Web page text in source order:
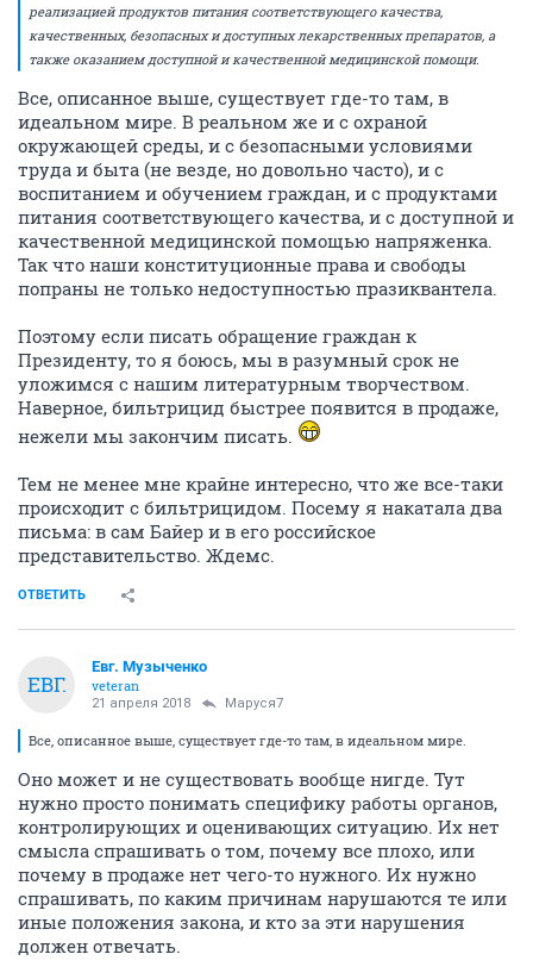
реализацией продуктов питания соответствующего качества,
качественных, безопасных и доступных лекарственных препаратов, а
также оказанием доступной и качественной медицинской помощи.
Все, описанное выше, существует где-то там, в
идеальном мире. В реальном же и с охраной
окружающей среды, и с безопасными условиями
труда и быта (не везде, но довольно часто), и с
воспитанием и обучением граждан, и с продуктами
питания соответствующего качества, и с доступной и
качественной медицинской помощью напряженка.
Так что наши конституционные права и свободы
попраны не только недоступностью празиквантела.
Поэтому если писать обращение граждан к
Президенту, то я боюсь, мы в разумный срок не
уложимся с нашим литературным творчеством.
Наверное, бильтрицид быстрее появится в продаже,
нежели мы закончим писать.
Тем не менее мне крайне интересно, что же все-таки
происходит с бильтрицидом. Посему я накатала два
письма: в сам Байер и в его российское
представительство. Ждемс.
ОТВЕТИТЬ
ЕВГ.
Евг. Музыченко
veteran
21 апреля 2018 Маруся7
Все, описанное выше, существует где-то там, в идеальном мире.
Оно может и не существовать вообще нигде. Тут
нужно просто понимать специфику работы органов,
контролирующих и оценивающих ситуацию. Их нет
смысла спрашивать о том, почему все плохо, или
почему в продаже нет чего-то нужного. Их нужно
спрашивать, по каким причинам нарушаются те или
иные положения закона, и кто за эти нарушения
должен отвечать.